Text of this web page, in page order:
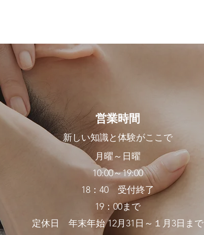
営業時間
新しい知識と体験がここで
月曜～日曜
10:00～19:00
18：40 受付終了
19：00まで
定休日 年末年始 12月31日～１月3日まで